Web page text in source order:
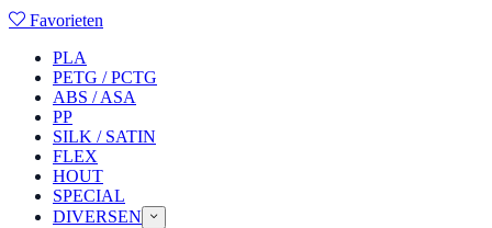
Favorieten
PLA
PETG / PCTG
ABS / ASA
PP
SILK / SATIN
FLEX
HOUT
SPECIAL
DIVERSEN